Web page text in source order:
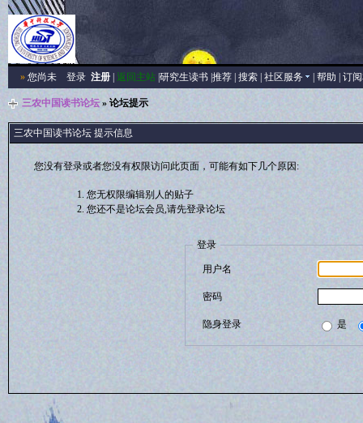
»您尚未 登录 注册| 返回主站| 研究生读书| 推荐| 搜索| 社区服务 帮助 订
三农中国读书论坛» 论坛提示
三农中国读书论坛 提示信息
您没有登录或者您没有权限访问此页面，可能有如下几个原因:
您无权限编辑别人的贴子
您还不是论坛会员,请先登录论坛
登录
用户名
密码
隐身登录 是